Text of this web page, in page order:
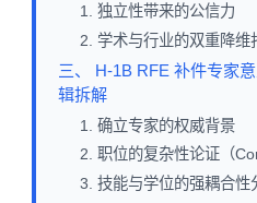
1. 独立性带来的公信力
2. 学术与行业的双重降维
三、 H-1B RFE 补件专家
辑拆解
1. 确立专家的权威背景
2. 职位的复杂性论证（
3. 技能与学位的强耦合性